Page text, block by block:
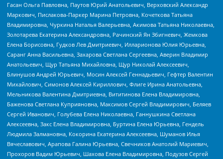
Гасан Ольга Павловна, Паутов Юрий Анатольевич, Верховский Александр
Маркович, Пислакова-Паркер Марина Петровна, Кочеткова Татьяна
Владимировна, Чуркина Наталья Валерьевна, Акимова Татьяна Николаевна,
Золотарева Екатерина Александровна, Рачинский Ян Збигневич, Жемкова
Елена Борисовна, Гудков Лев Дмитриевич, Илларионова Юлия Юрьевна,
Саранг Анна Васильевна, Захарова Светлана Сергеевна, Аверин Владимир
Анатольевич, Щур Татьяна Михайловна, Щур Николай Алексеевич,
Блинушов Андрей Юрьевич, Мосин Алексей Геннадьевич, Гефтер Валентин
Михайлович, Симонов Алексей Кириллович, Флиге Ирина Анатольевна,
Мельникова Валентина Дмитриевна, Вититинова Елена Владимировна,
Баженова Светлана Куприяновна, Максимов Сергей Владимирович, Беляев
Сергей Иванович, Голубева Елена Николаевна, Ганнушкина Светлана
Алексеевна, Закс Елена Владимировна, Буртина Елена Юрьевна, Гендель
Людмила Залмановна, Кокорина Екатерина Алексеевна, Шуманов Илья
Вячеславович, Арапова Галина Юрьевна, Свечников Анатолий Мариевич,
Прохоров Вадим Юрьевич, Шахова Елена Владимировна, Подузов Сергей